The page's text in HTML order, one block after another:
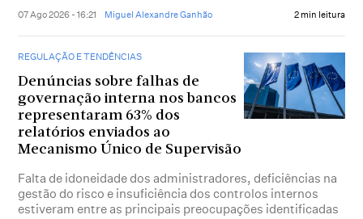
07 Ago 2026 - 16:21 Miguel Alexandre Ganhão 2 min leitura
REGULAÇÃO E TENDÊNCIAS
Denúncias sobre falhas de
governação interna nos bancos
representaram 63% dos
relatórios enviados ao
Mecanismo Único de Supervisão
Falta de idoneidade dos administradores, deficiências na
gestão do risco e insuficiência dos controlos internos
estiveram entre as principais preocupações identificadas